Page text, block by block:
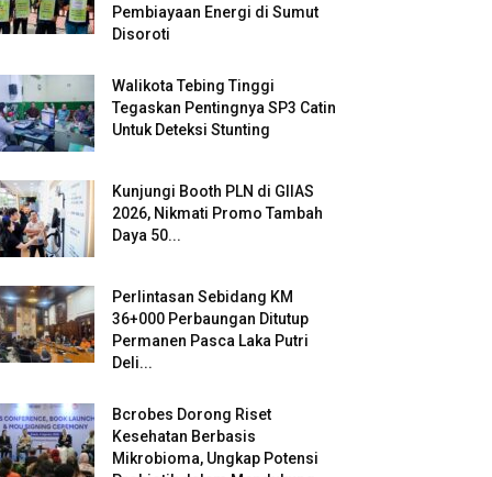
Pembiayaan Energi di Sumut
Disoroti
Walikota Tebing Tinggi
Tegaskan Pentingnya SP3 Catin
Untuk Deteksi Stunting
Kunjungi Booth PLN di GIIAS
2026, Nikmati Promo Tambah
Daya 50...
Perlintasan Sebidang KM
36+000 Perbaungan Ditutup
Permanen Pasca Laka Putri
Deli...
Bcrobes Dorong Riset
Kesehatan Berbasis
Mikrobioma, Ungkap Potensi